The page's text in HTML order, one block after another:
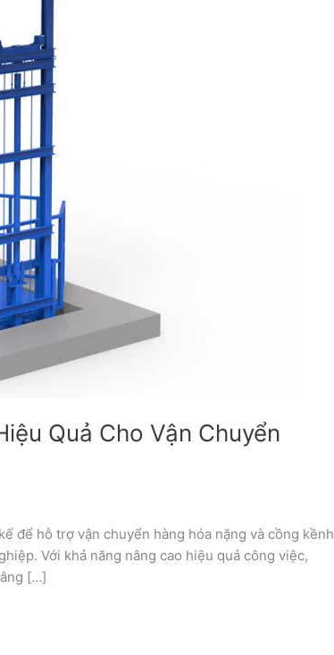
Quả Cho Vận Chuyển
để hỗ trợ vận chuyển hàng hóa nặng và cồng kềnh
Với khả năng nâng cao hiệu quả công việc,
[…]